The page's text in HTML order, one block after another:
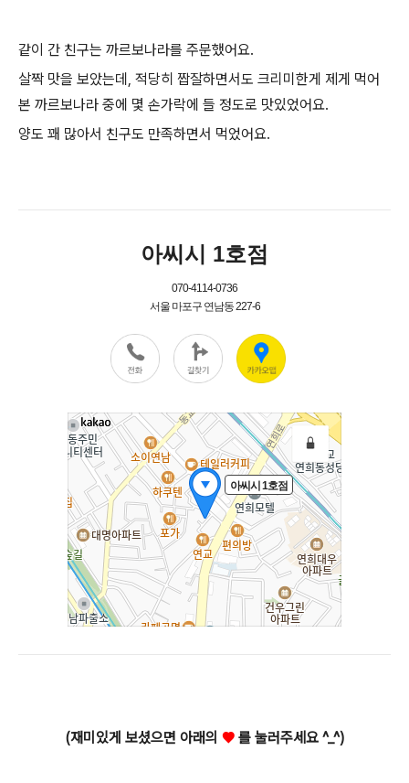
같이 간 친구는 까르보나라를 주문했어요.
살짝 맛을 보았는데, 적당히 짭잘하면서도 크리미한게 제게 먹어
본 까르보나라 중에 몇 손가락에 들 정도로 맛있었어요.
양도 꽤 많아서 친구도 만족하면서 먹었어요.
(재미있게 보셨으면 아래의 ♥ 를 눌러주세요 ^_^)